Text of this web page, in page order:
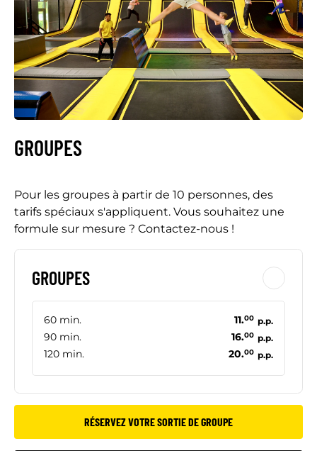
GROUPES
Pour les groupes à partir de 10 personnes, des
tarifs spéciaux s'appliquent. Vous souhaitez une
formule sur mesure ? Contactez-nous !
GROUPES
60 min. 11.00 p.p.
90 min. 16.00 p.p.
120 min. 20.00 p.p.
RÉSERVEZ VOTRE SORTIE DE GROUPE